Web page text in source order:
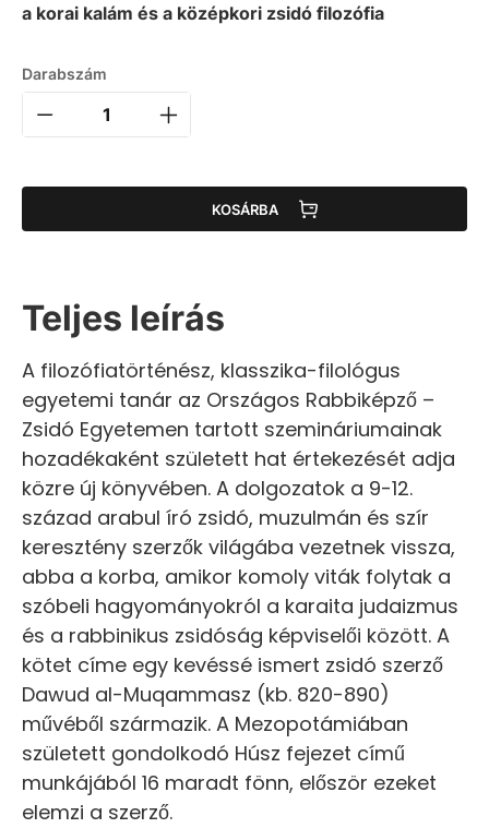
a korai kalám és a középkori zsidó filozófia
Darabszám
KOSÁRBA
Teljes leírás
A filozófiatörténész, klasszika-filológus
egyetemi tanár az Országos Rabbiképző –
Zsidó Egyetemen tartott szemináriumainak
hozadékaként született hat értekezését adja
közre új könyvében. A dolgozatok a 9-12.
század arabul író zsidó, muzulmán és szír
keresztény szerzők világába vezetnek vissza,
abba a korba, amikor komoly viták folytak a
szóbeli hagyományokról a karaita judaizmus
és a rabbinikus zsidóság képviselői között. A
kötet címe egy kevéssé ismert zsidó szerző
Dawud al-Muqammasz (kb. 820-890)
művéből származik. A Mezopotámiában
született gondolkodó Húsz fejezet című
munkájából 16 maradt fönn, először ezeket
elemzi a szerző.